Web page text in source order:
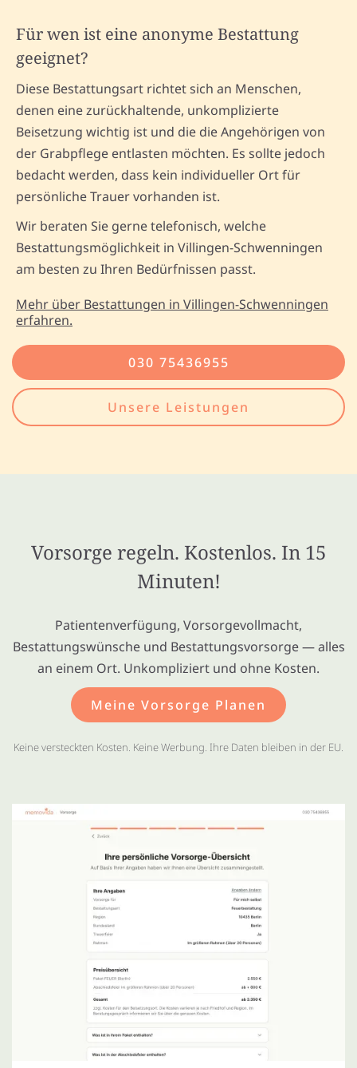
Für wen ist eine anonyme Bestattung
geeignet?
Diese Bestattungsart richtet sich an Menschen,
denen eine zurückhaltende, unkomplizierte
Beisetzung wichtig ist und die die Angehörigen von
der Grabpflege entlasten möchten. Es sollte jedoch
bedacht werden, dass kein individueller Ort für
persönliche Trauer vorhanden ist.
Wir beraten Sie gerne telefonisch, welche
Bestattungsmöglichkeit in Villingen-Schwenningen
am besten zu Ihren Bedürfnissen passt.
Mehr über Bestattungen in Villingen-Schwenningen
erfahren.
030 75436955
Unsere Leistungen
Vorsorge regeln. Kostenlos. In 15
Minuten!
Patientenverfügung, Vorsorgevollmacht,
Bestattungswünsche und Bestattungsvorsorge — alles
an einem Ort. Unkompliziert und ohne Kosten.
Meine Vorsorge Planen
Keine versteckten Kosten. Keine Werbung. Ihre Daten bleiben in der EU.